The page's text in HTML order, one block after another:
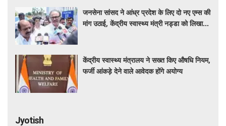
जनसेना सांसद ने आंध्र प्रदेश के लिए दो नए एम्स की
मांग उठाई, केंद्रीय स्वास्थ्य मंत्री नड्डा को लिखा
केंद्रीय स्वास्थ्य मंत्रालय ने सख्त किए औषधि नियम,
फर्जी आंकड़े देने वाले आवेदक होंगे अयोग्य
Jyotish